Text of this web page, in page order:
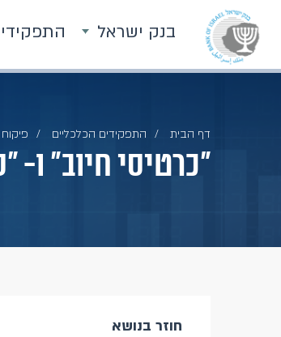
בנק ישראל
דף הבית התפקידים הכלכליים
"כרטיסי חיוב" ו-
חוזר בנושא